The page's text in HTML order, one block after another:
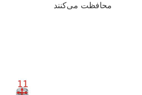
محافظت می‌کنند